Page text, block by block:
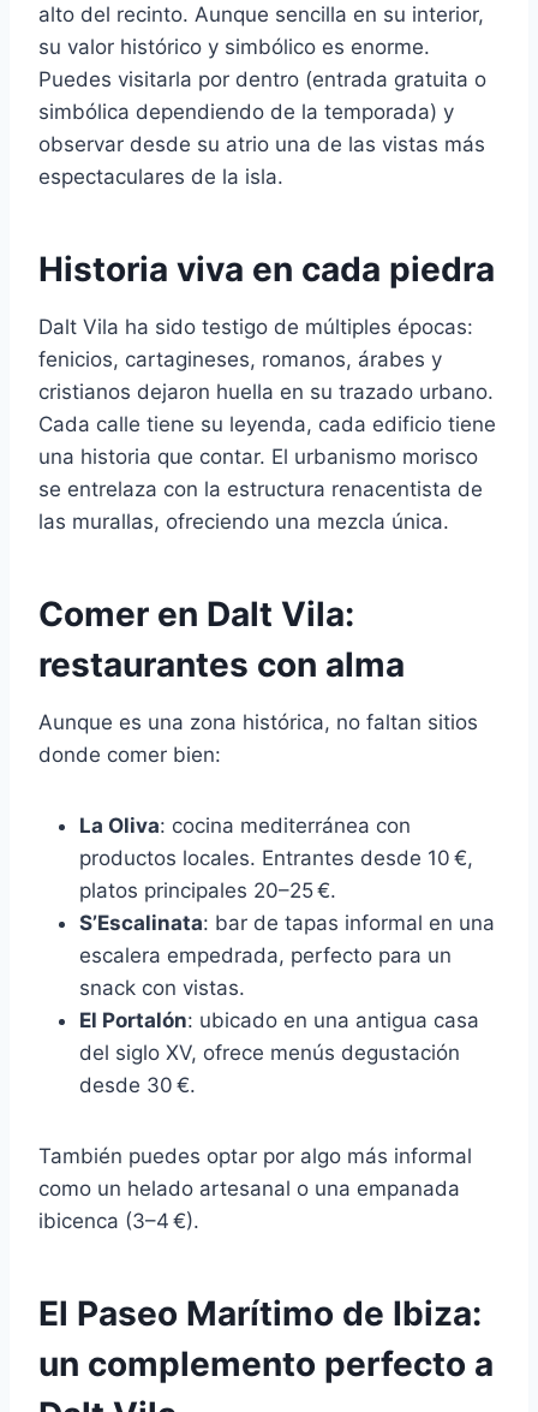
alto del recinto. Aunque sencilla en su interior,
su valor histórico y simbólico es enorme.
Puedes visitarla por dentro (entrada gratuita o
simbólica dependiendo de la temporada) y
observar desde su atrio una de las vistas más
espectaculares de la isla.
Historia viva en cada piedra
Dalt Vila ha sido testigo de múltiples épocas:
fenicios, cartagineses, romanos, árabes y
cristianos dejaron huella en su trazado urbano.
Cada calle tiene su leyenda, cada edificio tiene
una historia que contar. El urbanismo morisco
se entrelaza con la estructura renacentista de
las murallas, ofreciendo una mezcla única.
Comer en Dalt Vila:
restaurantes con alma
Aunque es una zona histórica, no faltan sitios
donde comer bien:
La Oliva: cocina mediterránea con
productos locales. Entrantes desde 10 €,
platos principales 20–25 €.
S’Escalinata: bar de tapas informal en una
escalera empedrada, perfecto para un
snack con vistas.
El Portalón: ubicado en una antigua casa
del siglo XV, ofrece menús degustación
desde 30 €.
También puedes optar por algo más informal
como un helado artesanal o una empanada
ibicenca (3–4 €).
El Paseo Marítimo de Ibiza:
un complemento perfecto a